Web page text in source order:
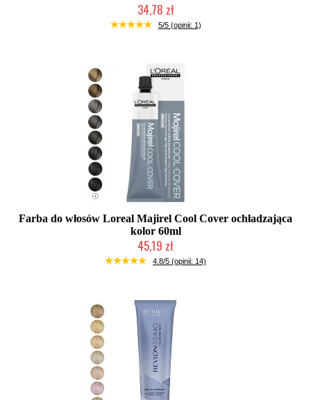
34,78 zł
Duża ilość (wysyłka w 24h)
5/5 (opinii: 1)
Farba do włosów Loreal Majirel Cool Cover ochładzająca
kolor 60ml
45,19 zł
Duża ilość (wysyłka w 24h)
4.8/5 (opinii: 14)